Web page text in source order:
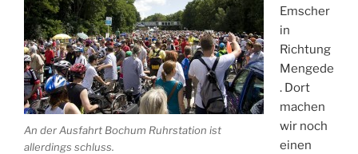
An der Ausfahrt Bochum Ruhrstation ist
allerdings schluss.
Emscher
in
Richtung
Mengede
. Dort
machen
wir noch
einen